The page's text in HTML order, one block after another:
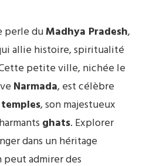
perle duMadhya Pradesh,
allie histoire, spiritualité
petite ville, nichée le
Narmada, est célèbre
temples, son majestueux
ghats. Explorer
dans un héritage
admirer des